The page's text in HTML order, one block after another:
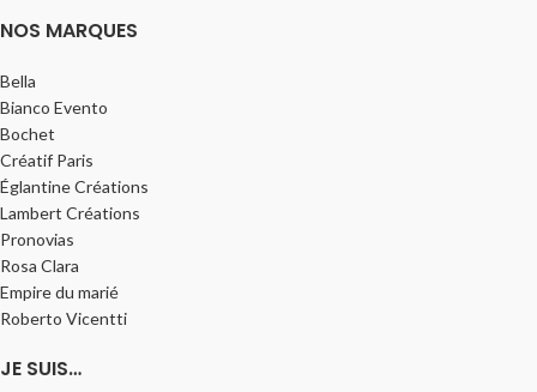
NOS MARQUES
Bella
Bianco Evento
Bochet
Créatif Paris
Églantine Créations
Lambert Créations
Pronovias
Rosa Clara
Empire du marié
Roberto Vicentti
JE SUIS…